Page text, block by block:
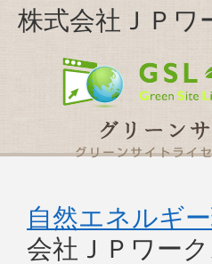
株式会社ＪＰワ
自然エネルギ
会社ＪＰワー